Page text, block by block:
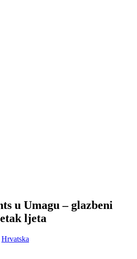
u Umagu – glazbeni
ljeta
Hrvatska